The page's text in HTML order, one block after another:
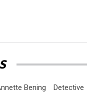
Bening Detective